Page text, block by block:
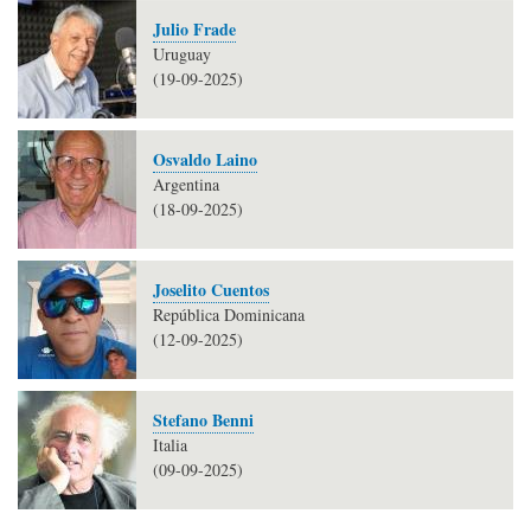
Julio Frade
Uruguay
(19-09-2025)
Osvaldo Laino
Argentina
(18-09-2025)
Joselito Cuentos
República Dominicana
(12-09-2025)
Stefano Benni
Italia
(09-09-2025)